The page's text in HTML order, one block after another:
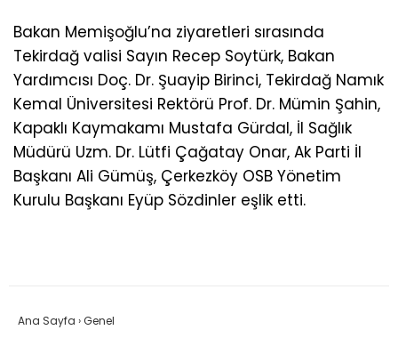
Bakan Memişoğlu’na ziyaretleri sırasında
Tekirdağ valisi Sayın Recep Soytürk, Bakan
Yardımcısı Doç. Dr. Şuayip Birinci, Tekirdağ Namık
Kemal Üniversitesi Rektörü Prof. Dr. Mümin Şahin,
Kapaklı Kaymakamı Mustafa Gürdal, İl Sağlık
Müdürü Uzm. Dr. Lütfi Çağatay Onar, Ak Parti İl
Başkanı Ali Gümüş, Çerkezköy OSB Yönetim
Kurulu Başkanı Eyüp Sözdinler eşlik etti.
Ana Sayfa ›Genel